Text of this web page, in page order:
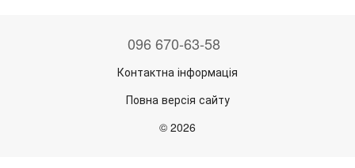
096 670-63-58
Контактна інформація
Повна версія сайту
© 2026